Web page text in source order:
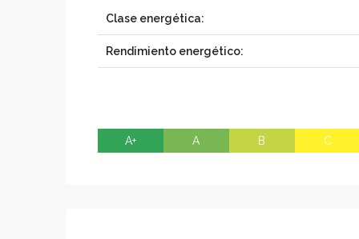
Clase energética:
Rendimiento energético:
A+ A B C